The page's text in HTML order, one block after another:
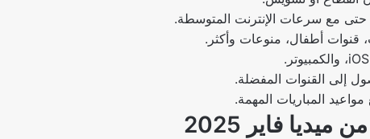
مع سرعات الإنترنت المتوسطة.
قنوات أطفال، منوعات وأكثر.
إلى القنوات المفضلة.
المباريات المهمة.